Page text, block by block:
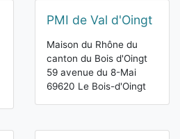
PMI de Val d'Oingt
Maison du Rhône du
canton du Bois d'Oingt
59 avenue du 8-Mai
69620 Le Bois-d'Oingt